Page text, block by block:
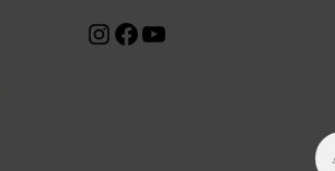
Instagram
Facebook